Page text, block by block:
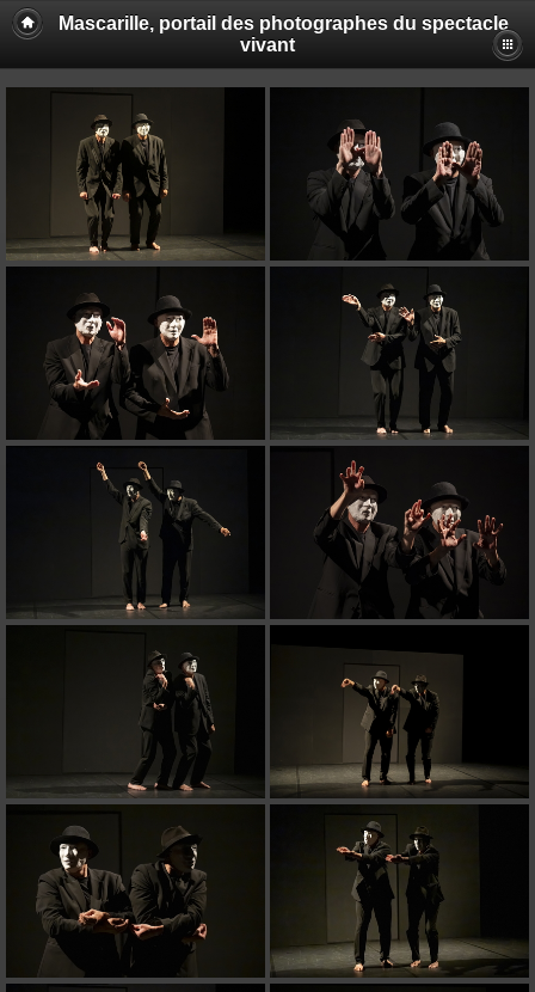
Mascarille, portail des photographes du spectacle
vivant